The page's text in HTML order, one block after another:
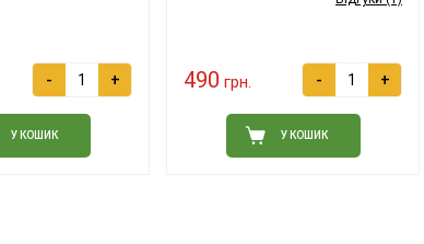
- +
У КОШИК
490 грн. - +
У КОШИК